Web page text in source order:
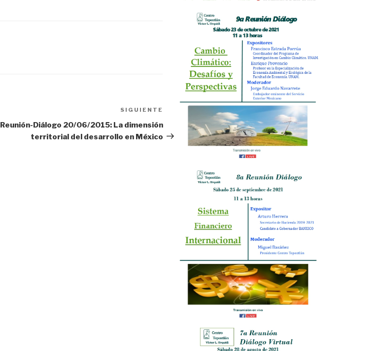
entrada
SIGUIENTE
Reunión-Diálogo 20/06/2015: La dimensión
territorial del desarrollo en México